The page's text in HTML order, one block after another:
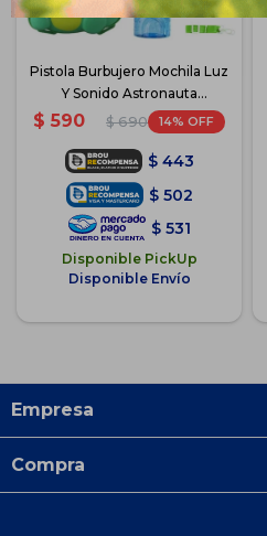
Pistola Burbujero Mochila Luz
Y Sonido Astronauta
Unicornio - Dino
$ 590 $ 690 14
$ 443
$ 502
$ 531
Disponible PickUp
Disponible Envío
Empresa
Compra